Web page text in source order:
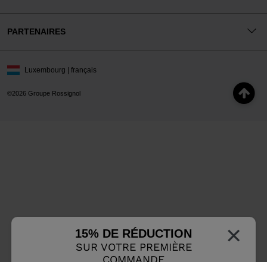
×
15% DE RÉDUCTION
SUR VOTRE PREMIÈRE
PARTENAIRES
©2026 Groupe Rossignol
Luxembourg | français